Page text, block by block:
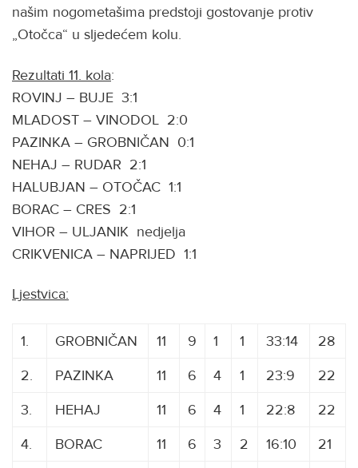
našim nogometašima predstoji gostovanje protiv
„Otočca“ u sljedećem kolu.
Rezultati 11. kola:
ROVINJ – BUJE 3:1
MLADOST – VINODOL 2:0
PAZINKA – GROBNIČAN 0:1
NEHAJ – RUDAR 2:1
HALUBJAN – OTOČAC 1:1
BORAC – CRES 2:1
VIHOR – ULJANIK nedjelja
CRIKVENICA – NAPRIJED 1:1
Ljestvica:
1. GROBNIČAN 11 9 1 1 33:14
28
2.
PAZINKA 11 6 4 1 23:9
22
3.
HEHAJ 11 6 4 1 22:8
22
4.
BORAC 11 6 3 2 16:10
21